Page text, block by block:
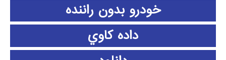
خودرو بدون راننده
داده كاوي